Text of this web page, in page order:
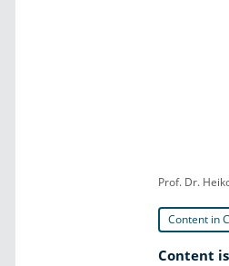
Prof. Dr.
Content in
Content